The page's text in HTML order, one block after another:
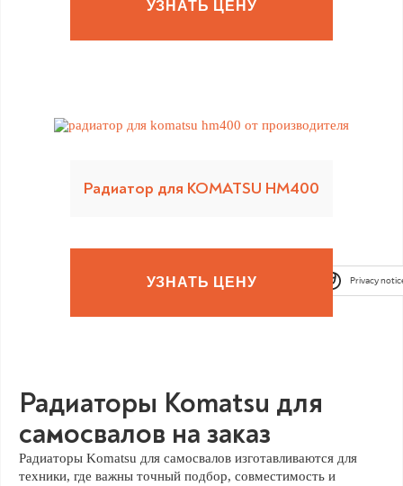
УЗНАТЬ ЦЕНУ
Радиатор для KOMATSU HM400
УЗНАТЬ ЦЕНУ
Радиаторы Komatsu для
самосвалов на заказ
Радиаторы Komatsu для самосвалов изготавливаются для
техники, где важны точный подбор, совместимость и
Privacy